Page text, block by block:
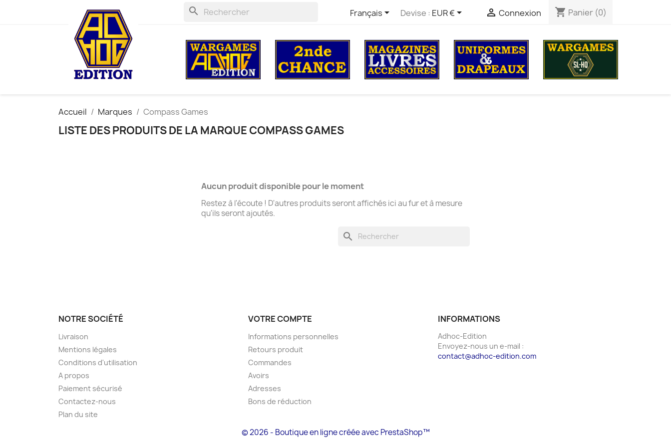
search Français Devise : EUR €  Connexion shopping_cart Panier (0)
Accueil Marques Compass Games
LISTE DES PRODUITS DE LA MARQUE COMPASS GAMES
Aucun produit disponible pour le moment
Restez à l'écoute ! D'autres produits seront affichés ici au fur et à mesure
qu'ils seront ajoutés.
search
NOTRE SOCIÉTÉ
Livraison
Mentions légales
Conditions d'utilisation
A propos
Paiement sécurisé
Contactez-nous
Plan du site
VOTRE COMPTE
Informations personnelles
Retours produit
Commandes
Avoirs
Adresses
Bons de réduction
INFORMATIONS
Adhoc-Edition
Envoyez-nous un e-mail :
contact@adhoc-edition.com
© 2026 - Boutique en ligne créée avec PrestaShop™